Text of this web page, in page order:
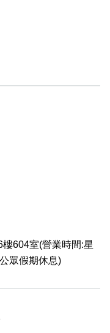
604室(營業時間:星
眾假期休息)